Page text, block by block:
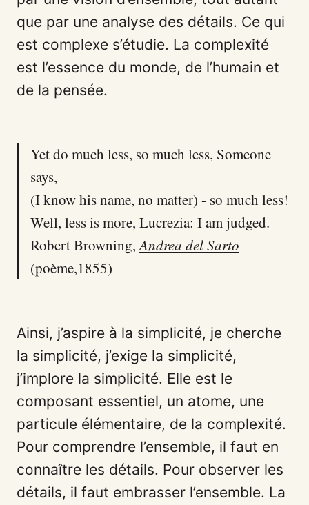
que par une analyse des détails. Ce qui
est complexe s’étudie. La complexité
est l’essence du monde, de l’humain et
de la pensée.
Yet do much less, so much less, Someone
says,
(I know his name, no matter) - so much less!
Well, less is more, Lucrezia: I am judged.
Robert Browning, Andrea del Sarto
(poème,1855)
Ainsi, j’aspire à la simplicité, je cherche
la simplicité, j’exige la simplicité,
j’implore la simplicité. Elle est le
composant essentiel, un atome, une
particule élémentaire, de la complexité.
Pour comprendre l’ensemble, il faut en
connaître les détails. Pour observer les
détails, il faut embrasser l’ensemble. La